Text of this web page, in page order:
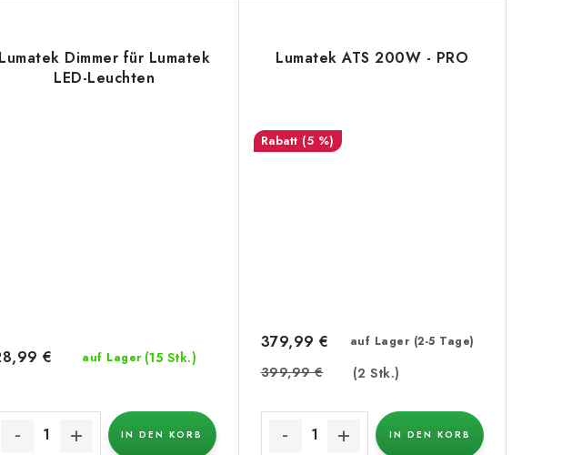
Lumatek Dimmer für Lumatek
LED-Leuchten
auf Lager (15 Stk.)
€
IN DEN KORB
Lumatek ATS 200W - PRO
(5 %)
auf Lager (2-5 Tage)
(2 Stk.)
379,99 €
399,99 €
IN DEN KORB